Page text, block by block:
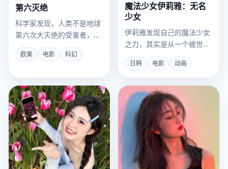
第六灭绝
科学家发现，人类不是地球
第六次大灭绝的受害者，而
是被地球设计的“疫苗”。
欧美 电影 科幻
魔法少女伊莉雅：无名
少女
伊莉雅发现自己的魔法少女
之力，其实是从一个被世界
遗忘的“无名少女”那里偷来
的。
日韩 电影 动画